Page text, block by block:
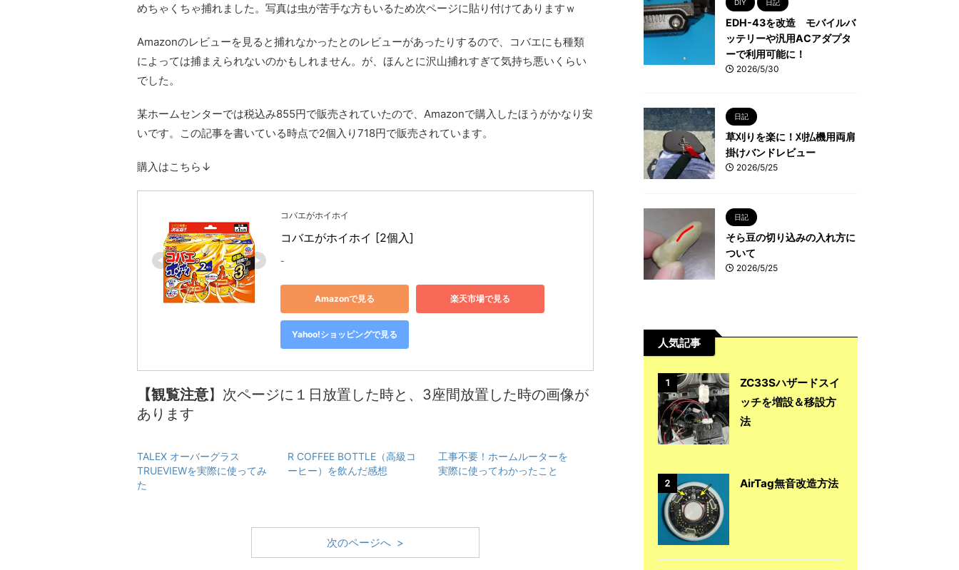
めちゃくちゃ捕れました。写真は虫が苦手な方もいるため次ページに貼り付けてありますｗ
Amazonのレビューを見ると捕れなかったとのレビューがあったりするので、コバエにも種類
によっては捕まえられないのかもしれません。が、ほんとに沢山捕れすぎて気持ち悪いくらい
でした。
某ホームセンターでは税込み855円で販売されていたので、Amazonで購入したほうがかなり安
いです。この記事を書いている時点で2個入り718円で販売されています。
購入はこちら↓
コバエがホイホイ
コバエがホイホイ [2個入]
-
Amazonで見る 楽天市場で見る
Yahoo!ショッピングで見る
【観覧注意】次ページに１日放置した時と、3座間放置した時の画像が
あります
TALEX オーバーグラス
TRUEVIEWを実際に使ってみ
た
R COFFEE BOTTLE（高級コ
ーヒー）を飲んだ感想
工事不要！ホームルーターを
実際に使ってわかったこと
次のページへ >
DIY 日記
EDH-43を改造 モバイルバ
ッテリーや汎用ACアダプタ
ーで利用可能に！
2026/5/30
日記
草刈りを楽に！刈払機用両肩
掛けバンドレビュー
2026/5/25
日記
そら豆の切り込みの入れ方に
ついて
2026/5/25
人気記事
1
ZC33Sハザードスイ
ッチを増設＆移設方
法
2 AirTag無音改造方法